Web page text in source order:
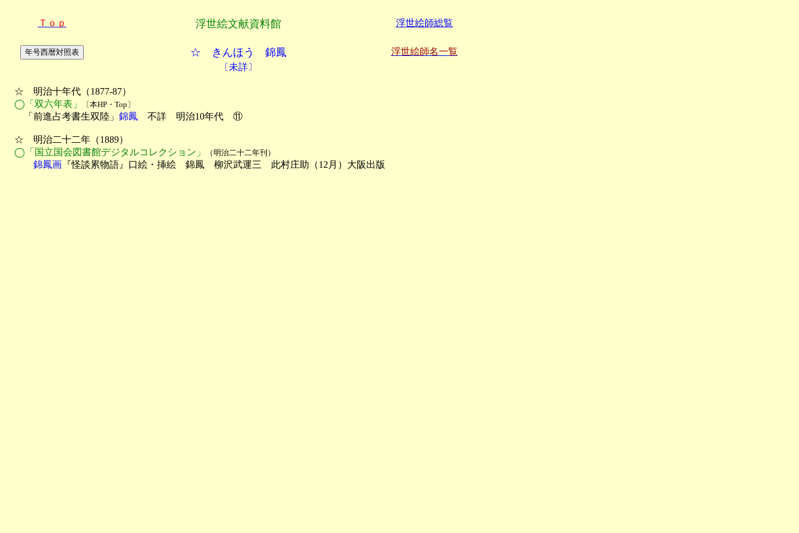
Ｔｏｐ 浮世絵文献資料館 浮世絵師総覧
☆ きんほう 錦鳳
浮世絵師名一覧
〔未詳〕
☆　明治十年代（1877-87）
◯「双六年表」
〔本HP・Top〕
「前進占考書生双陸」 錦鳳 不詳　明治10年代　⑪
☆　明治二十二年（1889）
◯「国立国会図書館デジタルコレクション」
（明治二十二年刊）
錦鳳画